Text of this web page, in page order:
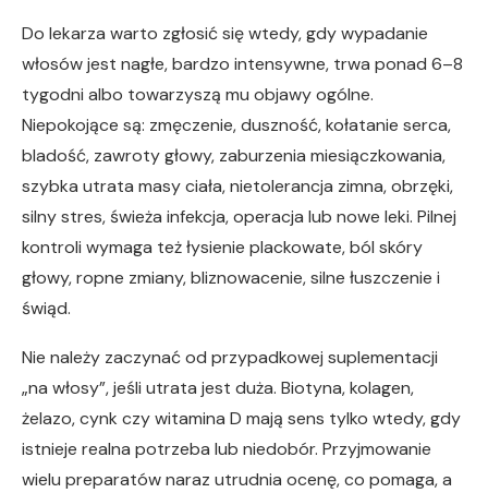
Do lekarza warto zgłosić się wtedy, gdy wypadanie
włosów jest nagłe, bardzo intensywne, trwa ponad 6–8
tygodni albo towarzyszą mu objawy ogólne.
Niepokojące są: zmęczenie, duszność, kołatanie serca,
bladość, zawroty głowy, zaburzenia miesiączkowania,
szybka utrata masy ciała, nietolerancja zimna, obrzęki,
silny stres, świeża infekcja, operacja lub nowe leki. Pilnej
kontroli wymaga też łysienie plackowate, ból skóry
głowy, ropne zmiany, bliznowacenie, silne łuszczenie i
świąd.
Nie należy zaczynać od przypadkowej suplementacji
„na włosy”, jeśli utrata jest duża. Biotyna, kolagen,
żelazo, cynk czy witamina D mają sens tylko wtedy, gdy
istnieje realna potrzeba lub niedobór. Przyjmowanie
wielu preparatów naraz utrudnia ocenę, co pomaga, a